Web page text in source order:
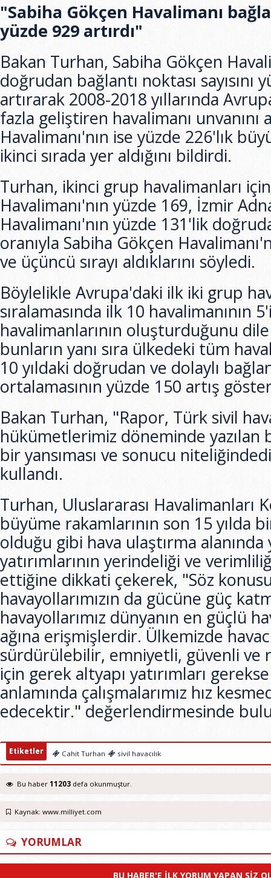
"Sabiha Gökçen Havalimanı
yüzde 929 artırdı"
Bakan Turhan, Sabiha Gökçen
doğrudan bağlantı noktası sayısını
artırarak 2008-2018 yıllarında
fazla geliştiren havalimanı unvanını
Havalimanı'nın ise yüzde 226'lık
ikinci sırada yer aldığını bildirdi.
Turhan, ikinci grup havalimanları
Havalimanı'nın yüzde 169, İzmir
Havalimanı'nın yüzde 131'lik
oranıyla Sabiha Gökçen
ve üçüncü sırayı aldıklarını söyledi.
Böylelikle Avrupa'daki ilk iki grup
sıralamasında ilk 10 havalimanının
havalimanlarının oluşturduğunu
bunların yanı sıra ülkedeki tüm
10 yıldaki doğrudan ve dolaylı
ortalamasının yüzde 150 artış
Bakan Turhan, "Rapor, Türk sivil
hükümetlerimiz döneminde yazılan
bir yansıması ve sonucu
kullandı.
Turhan, Uluslararası Havalimanları
büyüme rakamlarının son 15 yılda
olduğu gibi hava ulaştırma alanında
yatırımlarının yerindeliği ve
ettiğine dikkati çekerek, "Söz konusu
havayollarımızın da gücüne güç
havayollarımız dünyanın en güçlü
ağına erişmişlerdir. Ülkemizde
sürdürülebilir, emniyetli, güvenli ve
için gerek altyapı yatırımları
anlamında çalışmalarımız hız
edecektir." değerlendirmesinde
Etiketler Cahit Turhan sivil havacılık
Bu haber 11203 defa okunmuştur.
Kaynak: www.milliyet.com
YORUMLAR
BU HABER'E ILK YORUM YAPAN SIZ